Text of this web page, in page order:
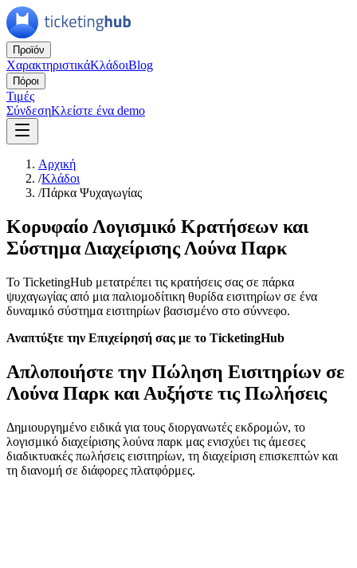
Προϊόν
ΧαρακτηριστικάΚλάδοιBlog
Πόροι
Τιμές
ΣύνδεσηΚλείστε ένα demo
Αρχική
/Κλάδοι
/Πάρκα Ψυχαγωγίας
Κορυφαίο Λογισμικό Κρατήσεων και
Σύστημα Διαχείρισης Λούνα Παρκ
Το TicketingHub μετατρέπει τις κρατήσεις σας σε πάρκα
ψυχαγωγίας από μια παλιομοδίτικη θυρίδα εισιτηρίων σε ένα
δυναμικό σύστημα εισιτηρίων βασισμένο στο σύννεφο.
Αναπτύξτε την Επιχείρησή σας με το TicketingHub
Απλοποιήστε την Πώληση Εισιτηρίων σε
Λούνα Παρκ και Αυξήστε τις Πωλήσεις
Δημιουργημένο ειδικά για τους διοργανωτές εκδρομών, το
λογισμικό διαχείρισης λούνα παρκ μας ενισχύει τις άμεσες
διαδικτυακές πωλήσεις εισιτηρίων, τη διαχείριση επισκεπτών και
τη διανομή σε διάφορες πλατφόρμες.